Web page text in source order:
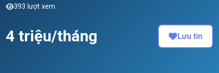
393 lượt xem
4 triệu/tháng Lưu tin